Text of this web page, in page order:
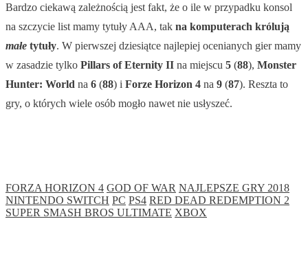
Bardzo ciekawą zależnością jest fakt, że o ile w przypadku konsol
na szczycie list mamy tytuły AAA, tak na komputerach królują
małe tytuły. W pierwszej dziesiątce najlepiej ocenianych gier mamy
w zasadzie tylko Pillars of Eternity II na miejscu 5 (88), Monster
Hunter: World na 6 (88) i Forze Horizon 4 na 9 (87). Reszta to
gry, o których wiele osób mogło nawet nie usłyszeć.
FORZA HORIZON 4 GOD OF WAR NAJLEPSZE GRY 2018
NINTENDO SWITCH PC PS4 RED DEAD REDEMPTION 2
SUPER SMASH BROS ULTIMATE XBOX